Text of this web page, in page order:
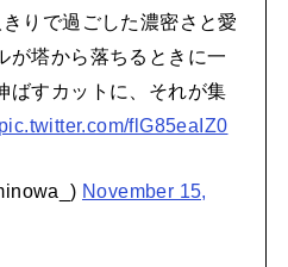
りで過ごした濃密さと愛
が塔から落ちるときに一
ばすカットに、それが集
pic.twitter.com/flG85eaIZ0
November 15,